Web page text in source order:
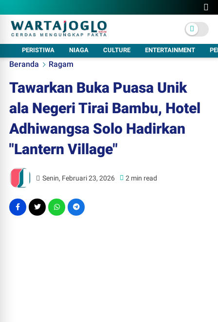
PERISTIWA NIAGA CULTURE ENTERTAINMENT
Beranda Ragam
Tawarkan Buka Puasa Unik
ala Negeri Tirai Bambu, Hotel
Adhiwangsa Solo Hadirkan
"Lantern Village"
Senin, Februari 23, 2026 2 min read